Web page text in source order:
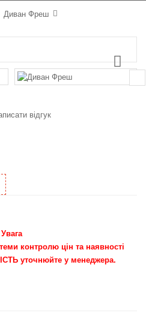
Диван Фреш
відгук
Увага
контролю цін та наявності
уточнюйте у менеджера.